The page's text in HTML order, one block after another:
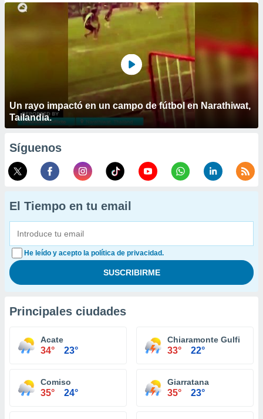
Un rayo impactó en un campo de fútbol en Narathiwat,
Tailandia.
Síguenos
El Tiempo en tu email
He leído y acepto la política de privacidad.
Principales ciudades
Acate
34° 23°
Chiaramonte Gulfi
33° 22°
Comiso
35° 24°
Giarratana
35° 23°